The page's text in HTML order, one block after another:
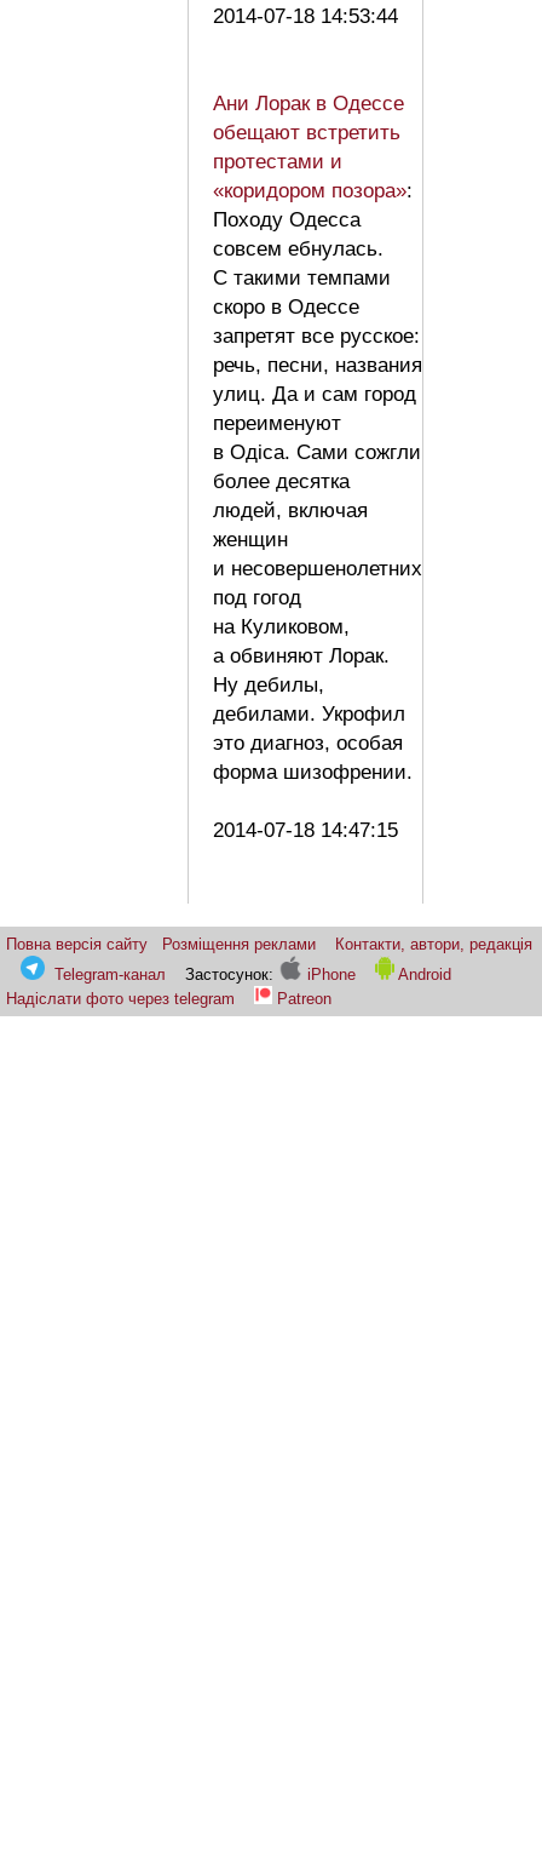
2014-07-18 14:53:44
Ани Лорак в Одессе
обещают встретить
протестами и
«коридором позора»:
Походу Одесса
совсем ебнулась.
С такими темпами
скоро в Одессе
запретят все русское:
речь, песни, названия
улиц. Да и сам город
переименуют
в Одiса. Сами сожгли
более десятка
людей, включая
женщин
и несовершенолетних
под гогод
на Куликовом,
а обвиняют Лорак.
Ну дебилы,
дебилами. Укрофил
это диагноз, особая
форма шизофрении.
2014-07-18 14:47:15
Повна версія сайту Розміщення реклами
Контакти, автори, редакція
Telegram-канал
Застосунок: iPhone
Android
Надіслати фото через telegram
Patreon